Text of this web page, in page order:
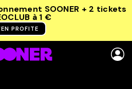
SOONER + 2 tickets
à 1 €
PROFITE